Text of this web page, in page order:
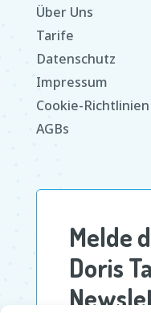
Über Uns
Tarife
Datenschutz
Impressum
Cookie-Richtlinien
AGBs